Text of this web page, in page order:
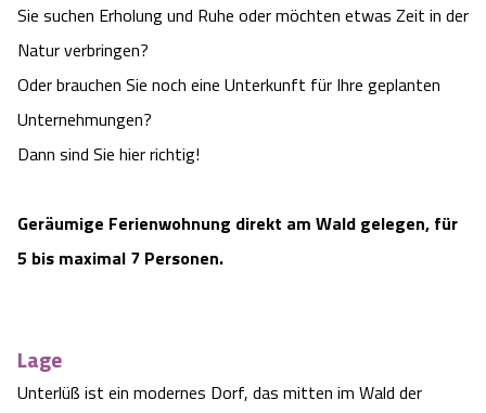
Pensionen
Camping
Last Minute
Kataloge
Fahrrad Urlaub
Reiten
Unterkünfte
Weltvogelpark Walsrode
Wildpark Lüneburger Heide
Wildpark Schwarze Berge
Wildpark Müden
Ralf Schumacher Kart & Bowl
THERMEplus® Unterkünfte
Veranstaltungen
Sehenswürdigkeiten Celle
Shopping Celle
Kulinarisches Celle
Unterkünfte Celle
Sie suchen Erholung und Ruhe oder möchten etwas Zeit in der
Natur verbringen?
Oder brauchen Sie noch eine Unterkunft für Ihre geplanten
Unternehmungen?
Dann sind Sie hier richtig!
Geräumige Ferienwohnung direkt am Wald gelegen, für
5 bis maximal 7 Personen.
Lage
Unterlüß ist ein modernes Dorf, das mitten im Wald der